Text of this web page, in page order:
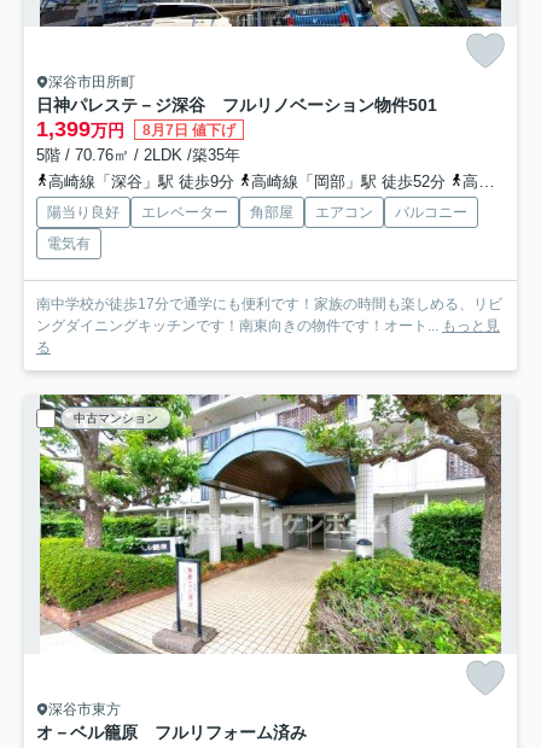
深谷市田所町
日神パレステ－ジ深谷 フルリノベーション物件501
1,399万円 8月7日 値下げ
5階 / 70.76㎡ / 2LDK /築35年
高崎線「深谷」駅 徒歩9分
高崎線「岡部」駅 徒歩52分 高崎線「籠原」駅 徒歩75分
陽当り良好 エレベーター 角部屋 エアコン
バルコニー
電気有
南中学校が徒歩17分で通学にも便利です！家族の時間も楽しめる、リビ
ングダイニングキッチンです！南東向きの物件です！オート... もっと見
る
中古マンション
深谷市東方
オ－ベル籠原 フルリフォーム済み